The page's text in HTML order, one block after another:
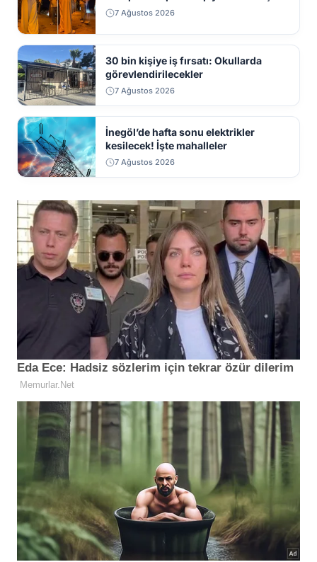
7 Ağustos 2026
30 bin kişiye iş fırsatı: Okullarda
görevlendirilecekler
7 Ağustos 2026
İnegöl’de hafta sonu elektrikler
kesilecek! İşte mahalleler
7 Ağustos 2026